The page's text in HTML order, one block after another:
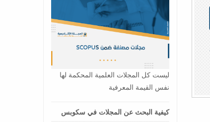
ليست كل المجلات العلمية المحكمة لها
نفس القيمة المعرفية
كيفية البحث عن المجلات في سكوبس